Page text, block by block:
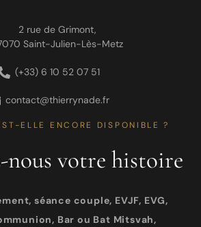
2 rue de Grimont,
Saint-Julien-Lès-Metz
(+33) 6 10 52 07 51
contact@thierrynade.fr
ELLE ENCORE DISPONIBLE ?
nous votre histoire
séance couple, EVJF, EVG,
Bar ou Bat Mitsvah,